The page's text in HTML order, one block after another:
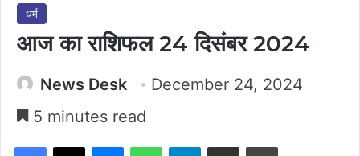
धर्म
आज का राशिफल 24 दिसंबर 2024
News Desk
December 24, 2024
5 minutes read
Facebook
X MessengerWhatsAppTelegramShare via Email Print